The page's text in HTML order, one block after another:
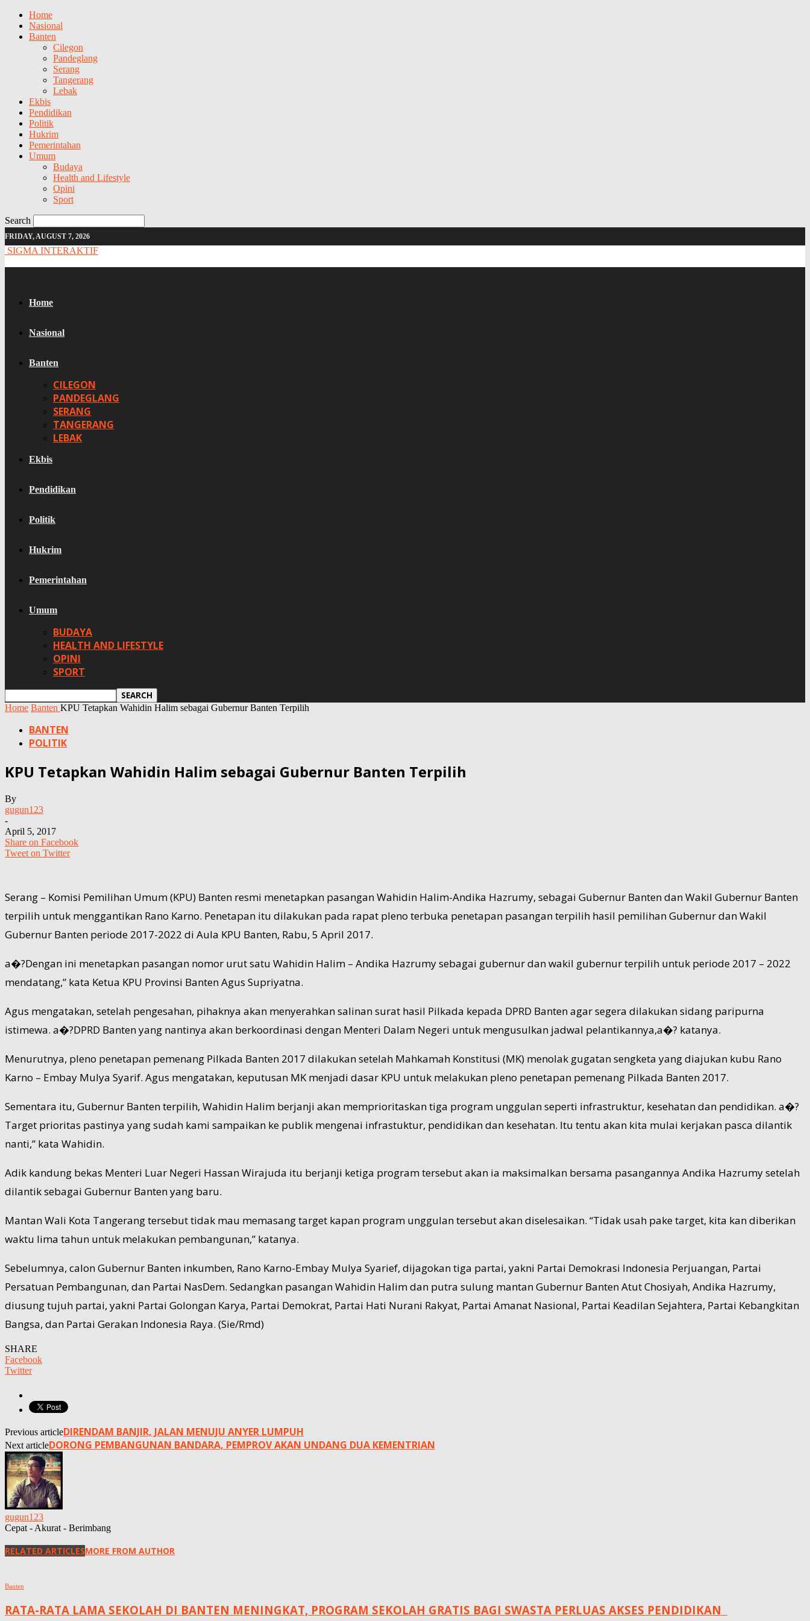
Home
Nasional
Banten
Cilegon
Pandeglang
Serang
Tangerang
Lebak
Ekbis
Pendidikan
Politik
Hukrim
Pemerintahan
Umum
Budaya
Health and Lifestyle
Opini
Sport
Search
FRIDAY, AUGUST 7, 2026
SIGMA INTERAKTIF
Home
Nasional
Banten
CILEGON
PANDEGLANG
SERANG
TANGERANG
LEBAK
Ekbis
Pendidikan
Politik
Hukrim
Pemerintahan
Umum
BUDAYA
HEALTH AND LIFESTYLE
OPINI
SPORT
Home Banten KPU Tetapkan Wahidin Halim sebagai Gubernur Banten Terpilih
BANTEN
POLITIK
KPU Tetapkan Wahidin Halim sebagai Gubernur Banten Terpilih
By
gugun123
-
April 5, 2017
Share on Facebook
Tweet on Twitter
Serang – Komisi Pemilihan Umum (KPU) Banten resmi menetapkan pasangan Wahidin Halim-Andika Hazrumy, sebagai Gubernur Banten dan Wakil Gubernur Banten
terpilih untuk menggantikan Rano Karno. Penetapan itu dilakukan pada rapat pleno terbuka penetapan pasangan terpilih hasil pemilihan Gubernur dan Wakil
Gubernur Banten periode 2017-2022 di Aula KPU Banten, Rabu, 5 April 2017.
a�?Dengan ini menetapkan pasangan nomor urut satu Wahidin Halim – Andika Hazrumy sebagai gubernur dan wakil gubernur terpilih untuk periode 2017 – 2022
mendatang,” kata Ketua KPU Provinsi Banten Agus Supriyatna.
Agus mengatakan, setelah pengesahan, pihaknya akan menyerahkan salinan surat hasil Pilkada kepada DPRD Banten agar segera dilakukan sidang paripurna
istimewa. a�?DPRD Banten yang nantinya akan berkoordinasi dengan Menteri Dalam Negeri untuk mengusulkan jadwal pelantikannya,a�? katanya.
Menurutnya, pleno penetapan pemenang Pilkada Banten 2017 dilakukan setelah Mahkamah Konstitusi (MK) menolak gugatan sengketa yang diajukan kubu Rano
Karno – Embay Mulya Syarif. Agus mengatakan, keputusan MK menjadi dasar KPU untuk melakukan pleno penetapan pemenang Pilkada Banten 2017.
Sementara itu, Gubernur Banten terpilih, Wahidin Halim berjanji akan memprioritaskan tiga program unggulan seperti infrastruktur, kesehatan dan pendidikan. a�?
Target prioritas pastinya yang sudah kami sampaikan ke publik mengenai infrastuktur, pendidikan dan kesehatan. Itu tentu akan kita mulai kerjakan pasca dilantik
nanti,” kata Wahidin.
Adik kandung bekas Menteri Luar Negeri Hassan Wirajuda itu berjanji ketiga program tersebut akan ia maksimalkan bersama pasangannya Andika Hazrumy setelah
dilantik sebagai Gubernur Banten yang baru.
Mantan Wali Kota Tangerang tersebut tidak mau memasang target kapan program unggulan tersebut akan diselesaikan. “Tidak usah pake target, kita kan diberikan
waktu lima tahun untuk melakukan pembangunan,” katanya.
Sebelumnya, calon Gubernur Banten inkumben, Rano Karno-Embay Mulya Syarief, dijagokan tiga partai, yakni Partai Demokrasi Indonesia Perjuangan, Partai
Persatuan Pembangunan, dan Partai NasDem. Sedangkan pasangan Wahidin Halim dan putra sulung mantan Gubernur Banten Atut Chosiyah, Andika Hazrumy,
diusung tujuh partai, yakni Partai Golongan Karya, Partai Demokrat, Partai Hati Nurani Rakyat, Partai Amanat Nasional, Partai Keadilan Sejahtera, Partai Kebangkitan
Bangsa, dan Partai Gerakan Indonesia Raya. (Sie/Rmd)
SHARE
Facebook
Twitter
Previous articleDIRENDAM BANJIR, JALAN MENUJU ANYER LUMPUH
Next articleDORONG PEMBANGUNAN BANDARA, PEMPROV AKAN UNDANG DUA KEMENTRIAN
gugun123
Cepat - Akurat - Berimbang
RELATED ARTICLESMORE FROM AUTHOR
Banten
RATA-RATA LAMA SEKOLAH DI BANTEN MENINGKAT, ‎PROGRAM SEKOLAH GRATIS BAGI SWASTA PERLUAS AKSES PENDIDIKAN ‎ ‎